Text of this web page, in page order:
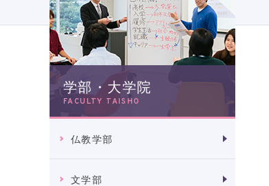
学部・大学院
FACULTY TAISHO
仏教学部
文学部